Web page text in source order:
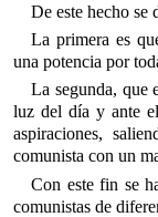
De este hecho se
La primera es
una potencia por
La segunda, que
luz del día y ante
aspiraciones,
comunista con un
Con este fin se
comunistas de